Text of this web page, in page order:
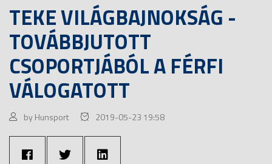
TEKE VILÁGBAJNOKSÁG -
TOVÁBBJUTOTT
CSOPORTJÁBÓL A FÉRFI
VÁLOGATOTT
by Hunsport 2019-05-23 19:58